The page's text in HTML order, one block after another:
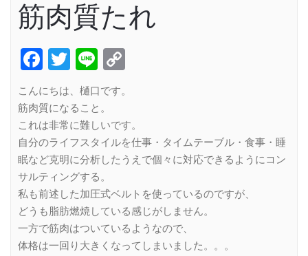
筋肉質たれ
Facebook
Twitter
Line
こんにちは、樋口です。
筋肉質になること。
これは非常に難しいです。
自分のライフスタイルを仕事・タイムテーブル・食事・睡
眠など克明に分析したうえで個々に対応できるようにコン
サルティングする。
私も前述した加圧式ベルトを使っているのですが、
どうも脂肪燃焼している感じがしません。
一方で筋肉はついているようなので、
体格は一回り大きくなってしまいました。。。